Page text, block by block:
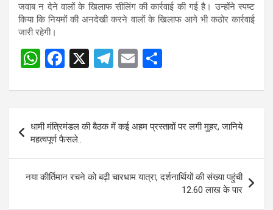
जवाब न देने वालों के खिलाफ सीलिंग की कार्रवाई की गई है। उन्होंने स्पष्ट
किया कि नियमों की अनदेखी करने वालों के खिलाफ आगे भी कठोर कार्रवाई
जारी रहेगी।
PostW
at
s
A
p
p
F
ce
b
o
o
k
X
T
e
gr
a
m
E
ail ar
navigation
धामी मंत्रिमंडल की बैठक में कई अहम प्रस्तावों पर लगी मुहर, जानिये
महत्वपूर्ण फैसले..
नया कीर्तिमान रचने को बढ़ी चारधाम यात्रा, दर्शनार्थियों की संख्या पहुंची
12.60 लाख के पार